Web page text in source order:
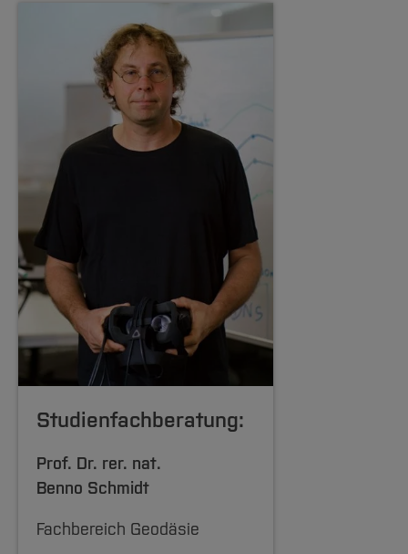
Studienfachberatung:
Prof. Dr. rer. nat.
Benno Schmidt
Fachbereich Geodäsie